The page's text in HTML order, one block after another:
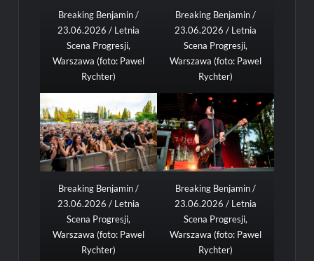
Breaking Benjamin /
23.06.2026 / Letnia
Scena Progresji,
Warszawa (foto: Pawel
Rychter)
Breaking Benjamin /
23.06.2026 / Letnia
Scena Progresji,
Warszawa (foto: Pawel
Rychter)
Breaking Benjamin /
23.06.2026 / Letnia
Scena Progresji,
Warszawa (foto: Pawel
Rychter)
Breaking Benjamin /
23.06.2026 / Letnia
Scena Progresji,
Warszawa (foto: Pawel
Rychter)